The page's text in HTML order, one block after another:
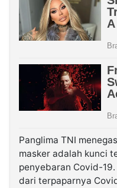
Panglima TNI
masker adalah kunci
penyebaran Covid-
dari terpaparnya